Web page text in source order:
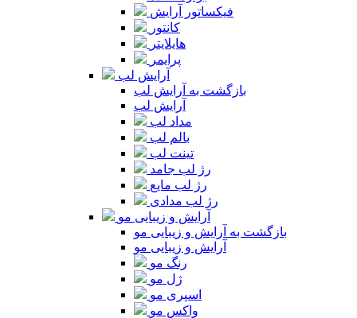
فیکساتور آرایش
کانتور
هایلایتر
پرایمر
آرایش لب
بازگشت به آرایش لب
آرایش لب
مداد لب
بالم لب
تینت لب
رژ لب جامد
رژ لب مایع
رژ لب مدادی
آرایش و زیبایی مو
بازگشت به آرایش و زیبایی مو
آرایش و زیبایی مو
رنگ مو
ژل مو
اسپری مو
واکس مو